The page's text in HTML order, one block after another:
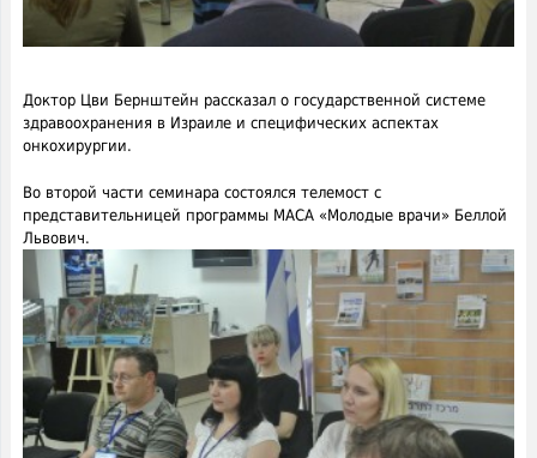
Доктор Цви Бернштейн рассказал о государственной системе
здравоохранения в Израиле и специфических аспектах
онкохирургии.
Во второй части семинара состоялся телемост с
представительницей программы МАСА «Молодые врачи» Беллой
Львович.